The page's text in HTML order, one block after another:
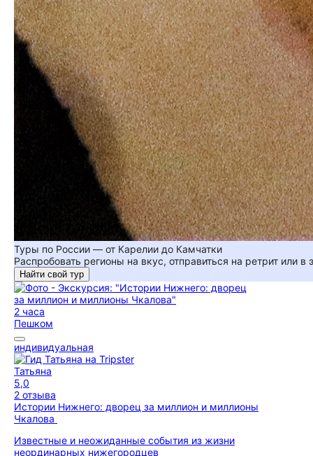
Туры по России — от Карелии до Камчатки
Распробовать регионы на вкус, отправиться на ретрит или в
Найти свой тур
2 часа
Пешком
индивидуальная
Татьяна
5,0
2 отзыва
Истории Нижнего: дворец за миллион и миллионы
Чкалова
Известные и неожиданные события из жизни
неординарных нижегородцев